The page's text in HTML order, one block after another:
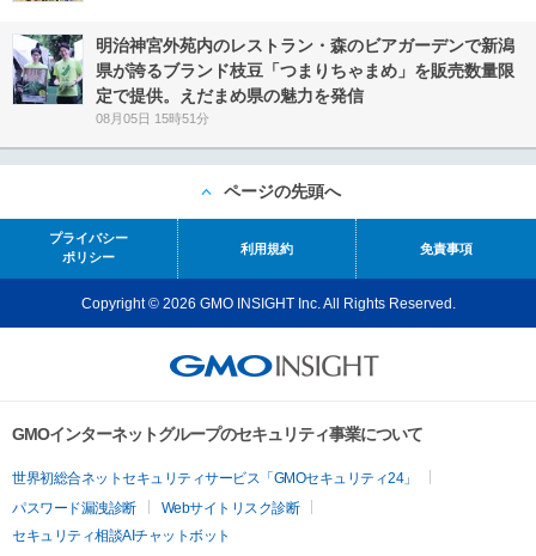
明治神宮外苑内のレストラン・森のビアガーデンで新潟
県が誇るブランド枝豆「つまりちゃまめ」を販売数量限
定で提供。えだまめ県の魅力を発信
08月05日 15時51分
ページの先頭へ
プライバシー
ポリシー
利用規約 免責事項
Copyright © 2026 GMO INSIGHT Inc. All Rights Reserved.
GMOインターネットグループのセキュリティ事業について
世界初総合ネットセキュリティサービス「GMOセキュリティ24」
パスワード漏洩診断
Webサイトリスク診断
セキュリティ相談AIチャットボット